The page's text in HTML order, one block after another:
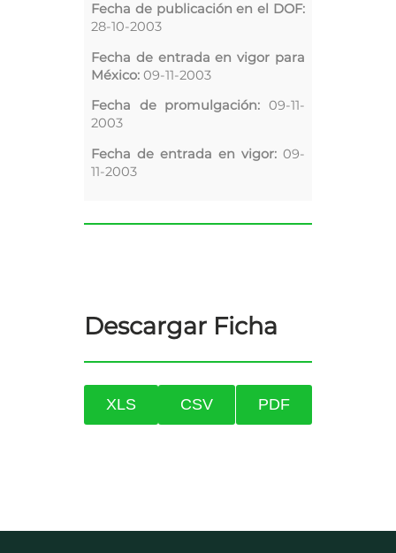
Fecha de publicación en el DOF:
28-10-2003
Fecha de entrada en vigor para
México: 09-11-2003
Fecha de promulgación: 09-11-
2003
Fecha de entrada en vigor: 09-
11-2003
Descargar Ficha
XLS CSV PDF